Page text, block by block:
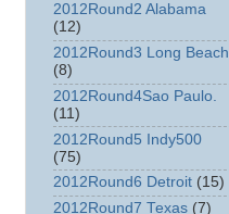
2012Round2 Alabama
(12)
2012Round3 Long Beach
(8)
2012Round4Sao Paulo.
(11)
2012Round5 Indy500
(75)
2012Round6 Detroit (15)
2012Round7 Texas (7)